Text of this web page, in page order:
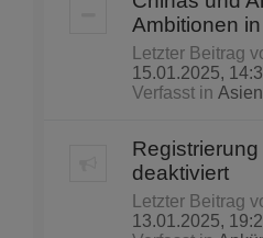
Ambitionen
Letzter Beitrag
15.01.2025,
Verfasst in
deaktiviert
Letzter Beitrag
13.01.2025,